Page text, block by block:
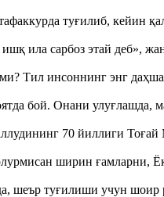
туғилиб, кейин
ила сарбоз этай деб»,
Тил инсоннинг энг
бой. Онани
70 йиллиги
ширин
шеър туғилиши учун